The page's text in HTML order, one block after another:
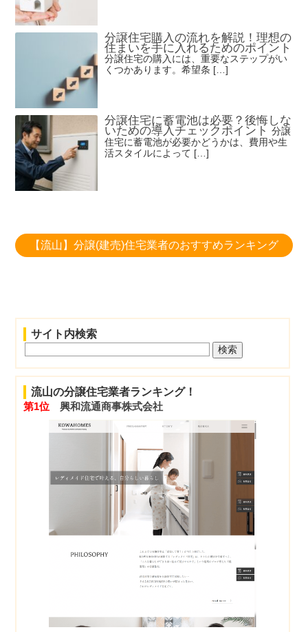
分譲住宅購入の流れを解説！理想の
住まいを手に入れるためのポイント
分譲住宅の購入には、重要なステップがい
くつかあります。希望条 […]
分譲住宅に蓄電池は必要？後悔しな
いための導入チェックポイント 分譲
住宅に蓄電池が必要かどうかは、費用や生
活スタイルによって […]
【流山】分譲(建売)住宅業者のおすすめランキング
サイト内検索
流山の分譲住宅業者ランキング！
第1位
興和流通商事株式会社